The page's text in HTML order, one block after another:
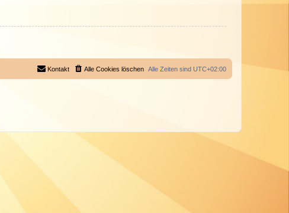
Alle Zeiten sind UTC+02:00
Alle Cookies löschen
Kontakt